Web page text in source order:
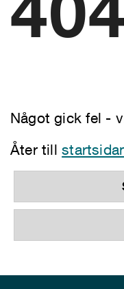
Något gick fel -
Åter till